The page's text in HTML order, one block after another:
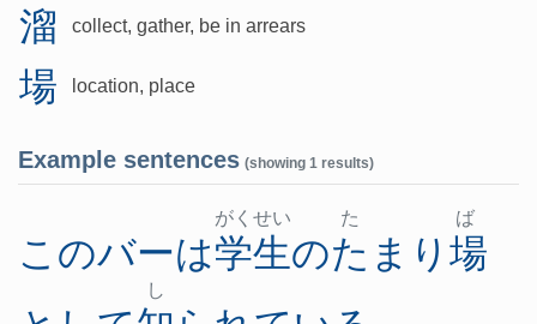
溜 collect, gather, be in arrears
場 location, place
Example sentences (showing 1 results)
このバーは
がく せい
学生の
た ば
たまり場
し